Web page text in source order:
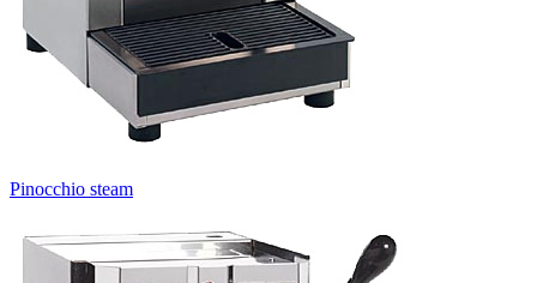
Pinocchio steam